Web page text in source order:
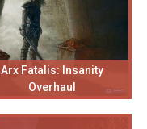
Arx Fatalis: Insanity
Overhaul